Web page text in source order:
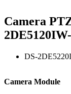
Camera
DS-
Camera Module